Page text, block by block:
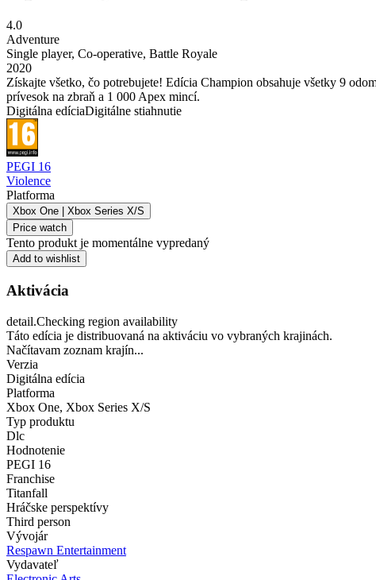
4.0
Adventure
Single player, Co-operative, Battle Royale
2020
Získajte všetko, čo potrebujete! Edícia Champion obsahuje všetky 9
prívesok na zbraň a 1 000 Apex mincí.
Digitálna edíciaDigitálne stiahnutie
PEGI 16
Violence
Platforma
Xbox One | Xbox Series X/S
Price watch
Tento produkt je momentálne vypredaný
Add to wishlist
Aktivácia
detail.Checking region availability
Táto edícia je distribuovaná na aktiváciu vo vybraných krajinách.
Načítavam zoznam krajín...
Verzia
Digitálna edícia
Platforma
Xbox One, Xbox Series X/S
Typ produktu
Dlc
Hodnotenie
PEGI 16
Franchise
Titanfall
Hráčske perspektívy
Third person
Vývojár
Respawn Entertainment
Vydavateľ